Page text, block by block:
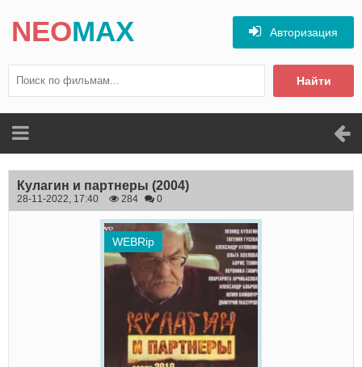
NEOMAX
Найти
Авторизация
Кулагин и партнеры (2004)
28-11-2022, 17:40 284 0
WEBRip